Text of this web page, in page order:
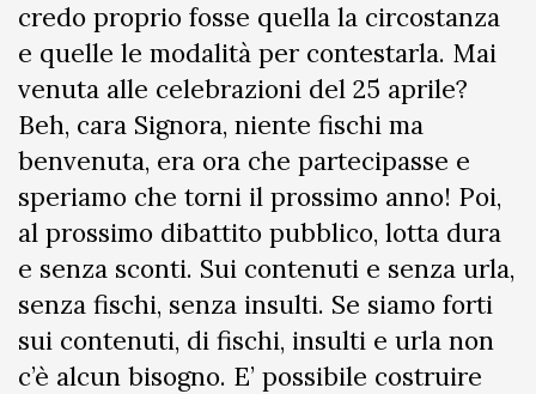
credo proprio fosse quella la circostanza
e quelle le modalità per contestarla. Mai
venuta alle celebrazioni del 25 aprile?
Beh, cara Signora, niente fischi ma
benvenuta, era ora che partecipasse e
speriamo che torni il prossimo anno! Poi,
al prossimo dibattito pubblico, lotta dura
e senza sconti. Sui contenuti e senza urla,
senza fischi, senza insulti. Se siamo forti
sui contenuti, di fischi, insulti e urla non
c’è alcun bisogno. E’ possibile costruire